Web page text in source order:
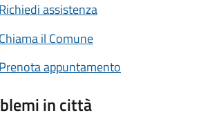
assistenza
il Comune
appuntamento
in città